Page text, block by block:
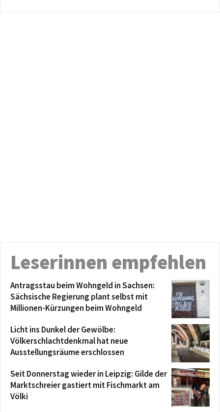
Leserinnen empfehlen
Antragsstau beim Wohngeld in Sachsen:
Sächsische Regierung plant selbst mit
Millionen-Kürzungen beim Wohngeld
Licht ins Dunkel der Gewölbe:
Völkerschlachtdenkmal hat neue
Ausstellungsräume erschlossen
Seit Donnerstag wieder in Leipzig: Gilde der
Marktschreier gastiert mit Fischmarkt am
Völki